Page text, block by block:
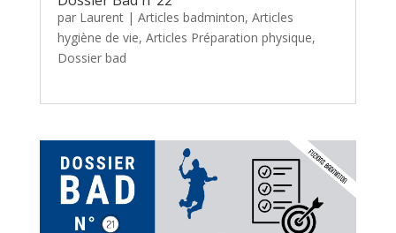
par Laurent| Articles badminton, Articles
hygiène de vie, Articles Préparation physique,
Dossier bad